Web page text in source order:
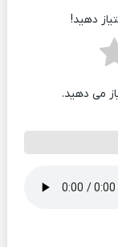
دهید!
می دهید.